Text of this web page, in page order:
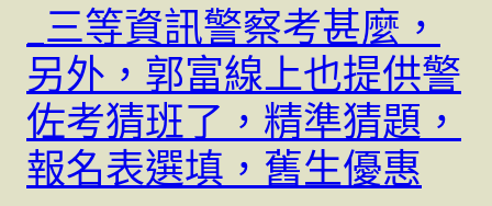
_三等資訊警察考甚麼，
另外，郭富線上也提供警
佐考猜班了，精準猜題，
報名表選填，舊生優惠